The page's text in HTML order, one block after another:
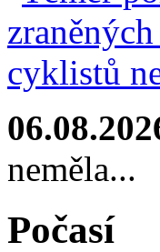
neměla...
Počasí